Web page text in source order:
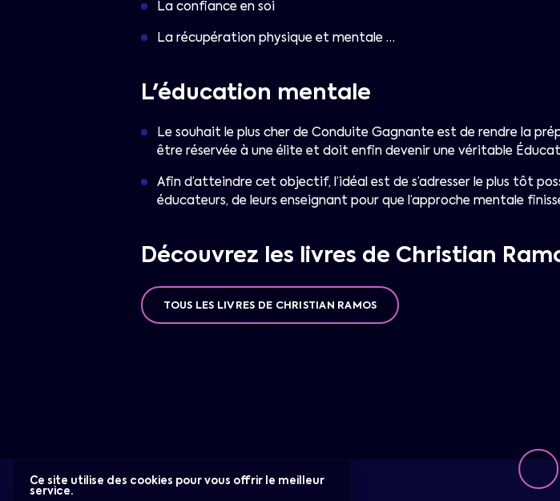
La confiance en soi
La récupération physique et mentale …
L'éducation mentale
Le souhait le plus cher de Conduite Gagnante est de rendre la
être réservée à une élite et doit enfin devenir une véritable
Afin d’atteindre cet objectif, l’idéal est de s’adresser le plus tôt
éducateurs, de leurs enseignant pour que l’approche mentale
Découvrez les livres de Christian
TOUS LES LIVRES DE CHRISTIAN RAMOS
Ce site utilise des cookies pour vous offrir le meilleur
service.